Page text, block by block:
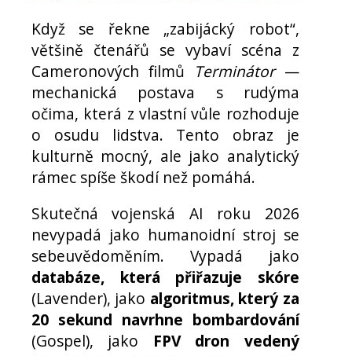
Když se řekne „zabijácký robot“,
většině čtenářů se vybaví scéna z
Cameronových filmů Terminátor—
mechanická postava s rudýma
očima, která z vlastní vůle rozhoduje
o osudu lidstva. Tento obraz je
kulturně mocný, ale jako analytický
rámec spíše škodí než pomáhá.
Skutečná vojenská AI roku 2026
nevypadá jako humanoidní stroj se
sebeuvědoměním. Vypadá jako
databáze, která přiřazuje skóre
(Lavender), jako algoritmus, který za
20 sekund navrhne bombardování
(Gospel), jako FPV dron vedený